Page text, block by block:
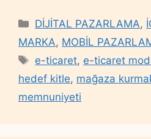
Categories
DİJİTAL PAZARLAMA,
MARKA, MOBİL
Tags
e-ticaret, e-ticaret
hedef kitle, mağaza
memnuniyeti